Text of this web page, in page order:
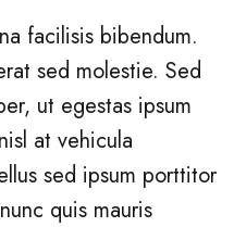
facilisis bibendum.
sed molestie. Sed
ut egestas ipsum
at vehicula
sed ipsum porttitor
quis mauris